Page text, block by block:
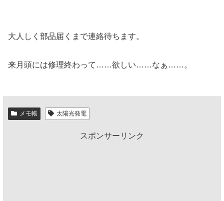
大人しく部品届くまで連絡待ちます。
来月頭には修理終わって……欲しい……なぁ……。
メモ帳 太陽光発電
スポンサーリンク